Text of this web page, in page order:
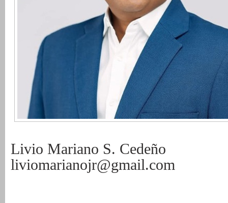
Livio Mariano S. Cedeño
liviomarianojr@gmail.com